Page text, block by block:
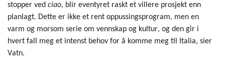
stopper ved ciao, blir eventyret raskt et villere prosjekt enn
planlagt. Dette er ikke et rent oppussingsprogram, men en
varm og morsom serie om vennskap og kultur, og den gir i
hvert fall meg et intenst behov for å komme meg til Italia, sier
Vatn.